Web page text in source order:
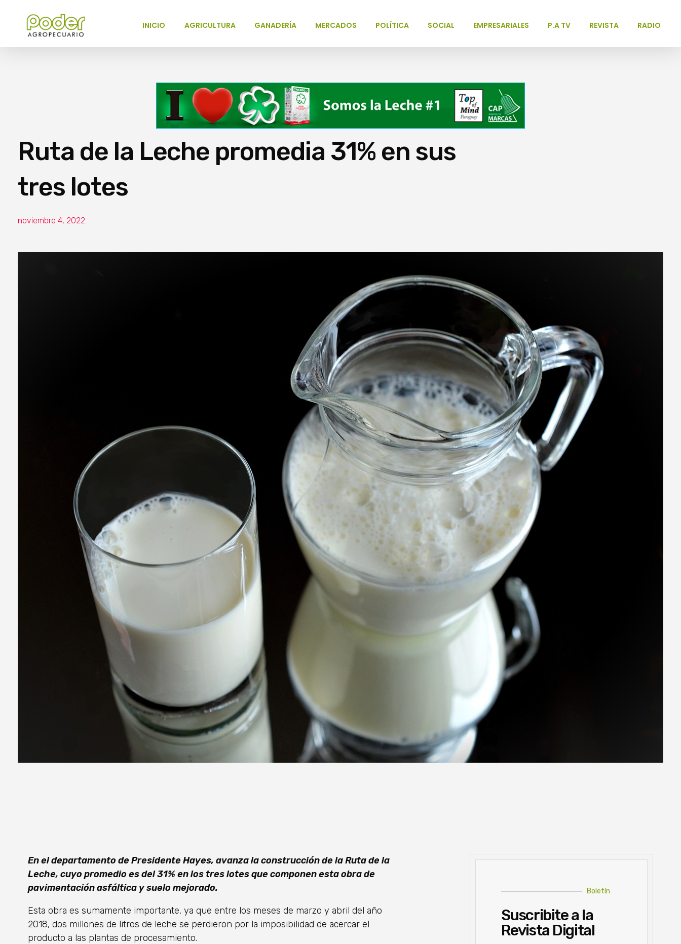
INICIO AGRICULTURA GANADERÍA MERCADOS POLÍTICA SOCIAL EMPRESARIALES P.A TV REVISTA RADIO
Ruta de la Leche promedia 31% en sus
tres lotes
noviembre 4, 2022
En el departamento de Presidente Hayes, avanza la construcción de la Ruta de la
Leche, cuyo promedio es del 31% en los tres lotes que componen esta obra de
pavimentación asfáltica y suelo mejorado.
Esta obra es sumamente importante, ya que entre los meses de marzo y abril del año
2018, dos millones de litros de leche se perdieron por la imposibilidad de acercar el
producto a las plantas de procesamiento.
Boletín
Suscribite a la
Revista Digital